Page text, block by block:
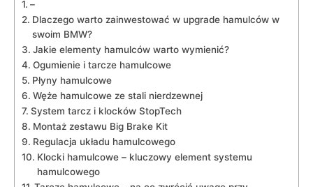
–
Dlaczego ⁣warto zainwestować w upgrade hamulców w
swoim BMW?
Jakie elementy hamulców warto wymienić?
Ogumienie i tarcze hamulcowe
Płyny hamulcowe
Węże hamulcowe ze stali⁢ nierdzewnej
System ⁢tarcz i ⁤klocków StopTech
Montaż zestawu Big Brake⁤ Kit
Regulacja układu hamulcowego
Klocki ​hamulcowe – kluczowy element⁣ systemu
‍hamulcowego